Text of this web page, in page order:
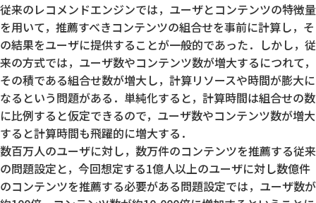
従来のレコメンドエンジンでは，ユーザとコンテンツの特徴量
を用いて，推薦すべきコンテンツの組合せを事前に計算し，そ
の結果をユーザに提供することが一般的であった．しかし，従
来の方式では，ユーザ数やコンテンツ数が増大するにつれて，
その積である組合せ数が増大し，計算リソースや時間が膨大に
なるという問題がある．単純化すると，計算時間は組合せの数
に比例すると仮定できるので，ユーザ数やコンテンツ数が増大
すると計算時間も飛躍的に増大する．
数百万人のユーザに対し，数万件のコンテンツを推薦する従来
の問題設定と，今回想定する1億人以上のユーザに対し数億件
のコンテンツを推薦する必要がある問題設定では，ユーザ数が